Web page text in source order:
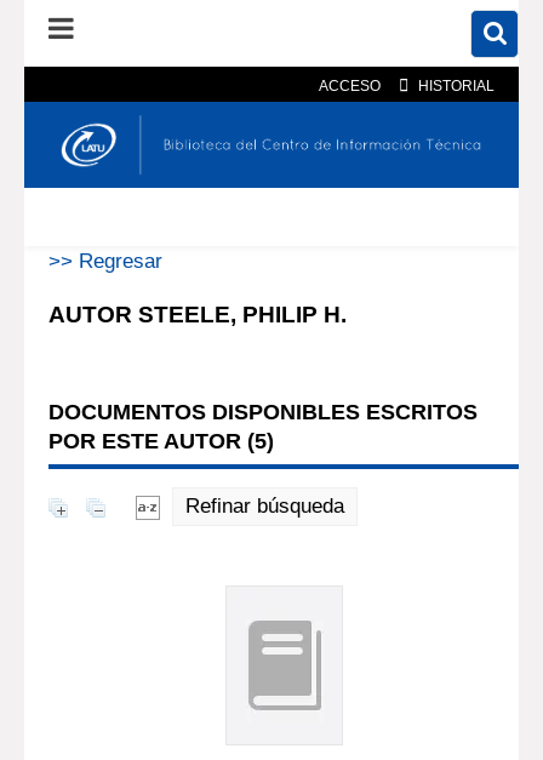
ACCESO HISTORIAL
En el catálogo En el sitio
>> Regresar
AUTOR STEELE, PHILIP H.
DOCUMENTOS DISPONIBLES ESCRITOS
POR ESTE AUTOR (5)
Refinar búsqueda